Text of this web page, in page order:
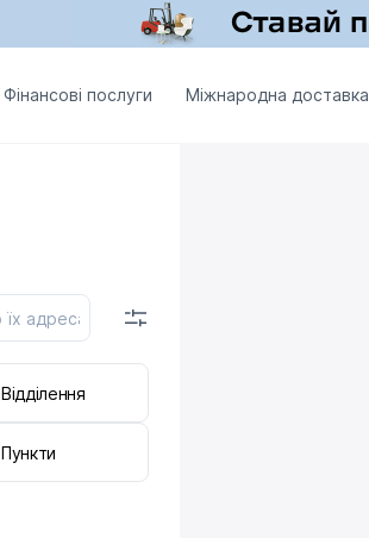
Фінансові послуги Міжнародна доставка
Відділення
Пункти